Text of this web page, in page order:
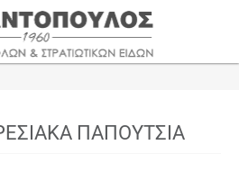
ΠΑΠΟΥΤΣΙΑ